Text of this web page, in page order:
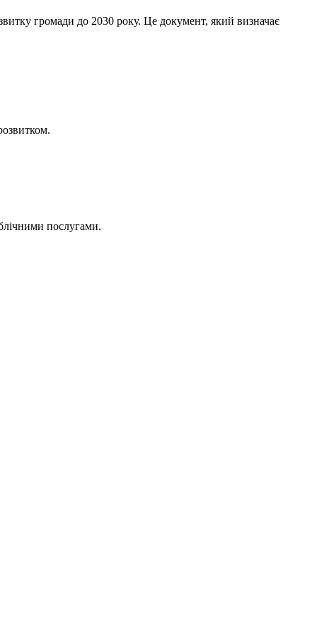
громади до 2030 року. Це документ, який визначає
послугами.